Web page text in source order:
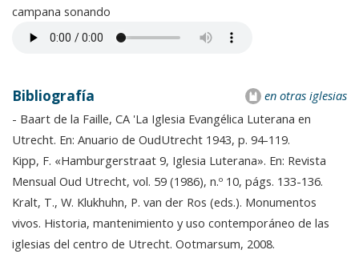
campana sonando
en otras iglesias
Bibliografía
- Baart de la Faille, CA 'La Iglesia Evangélica Luterana en
Utrecht. En: Anuario de OudUtrecht 1943, p. 94-119.
Kipp, F. «Hamburgerstraat 9, Iglesia Luterana». En: Revista
Mensual Oud Utrecht, vol. 59 (1986), n.º 10, págs. 133-136.
Kralt, T., W. Klukhuhn, P. van der Ros (eds.). Monumentos
vivos. Historia, mantenimiento y uso contemporáneo de las
iglesias del centro de Utrecht. Ootmarsum, 2008.